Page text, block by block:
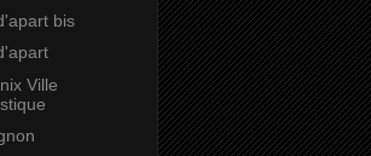
bis
Ville